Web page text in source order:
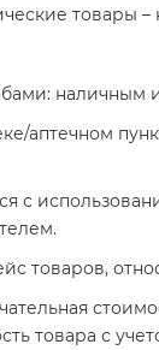
товары
аптечном
с
товаров,
товара с